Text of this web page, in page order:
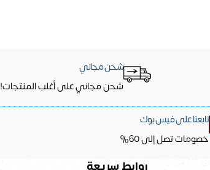
شحن مجاني
شحن مجاني على أغلب المنتجات!
تابعنا على فيس بوك
خصومات تصل إلى 60%
روابط سريعة